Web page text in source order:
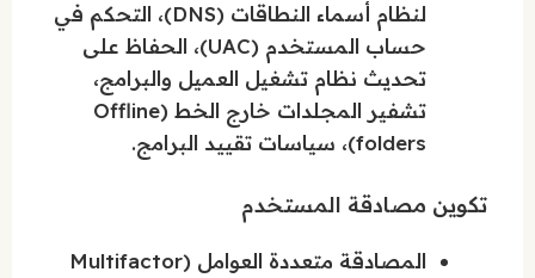
لنظام أسماء النطاقات (DNS)، التحكم في
حساب المستخدم (UAC)، الحفاظ على
تحديث نظام تشغيل العميل والبرامج،
تشفير المجلدات خارج الخط (Offline
folders)، سياسات تقييد البرامج.
تكوين مصادقة المستخدم
المصادقة متعددة العوامل (Multifactor